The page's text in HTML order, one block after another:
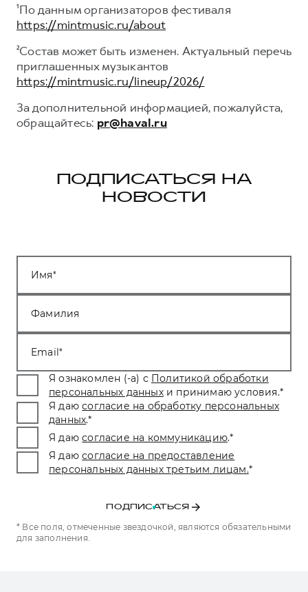
¹По данным организаторов фестиваля
https://mintmusic.ru/about
²Состав может быть изменен. Актуальный перечь
приглашенных музыкантов
https://mintmusic.ru/lineup/2026/
За дополнительной информацией, пожалуйста,
обращайтесь: pr@haval.ru
ПОДПИСАТЬСЯ НА
НОВОСТИ
Имя
Фамилия
Email
Я ознакомлен (-а) с Политикой обработки
персональных данных и принимаю условия.*
Я даю согласие на обработку персональных
данных.*
Я даю согласие на коммуникацию.*
Я даю согласие на предоставление
персональных данных третьим лицам.*
ПОДПИСАТЬСЯ
* Все поля, отмеченные звездочкой, являются обязательными
для заполнения.